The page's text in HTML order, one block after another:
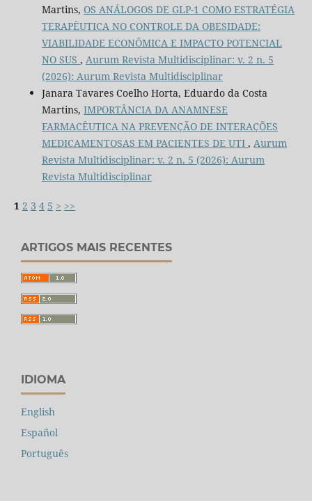
Martins, OS ANÁLOGOS DE GLP-1 COMO ESTRATÉGIA
TERAPÊUTICA NO CONTROLE DA OBESIDADE:
VIABILIDADE ECONÔMICA E IMPACTO POTENCIAL
NO SUS , Aurum Revista Multidisciplinar: v. 2 n. 5
(2026): Aurum Revista Multidisciplinar
Janara Tavares Coelho Horta, Eduardo da Costa
Martins, IMPORTÂNCIA DA ANAMNESE
FARMACÊUTICA NA PREVENÇÃO DE INTERAÇÕES
MEDICAMENTOSAS EM PACIENTES DE UTI , Aurum
Revista Multidisciplinar: v. 2 n. 5 (2026): Aurum
Revista Multidisciplinar
1 2 3 4 5 > >>
ARTIGOS MAIS RECENTES
IDIOMA
English
Español
Português